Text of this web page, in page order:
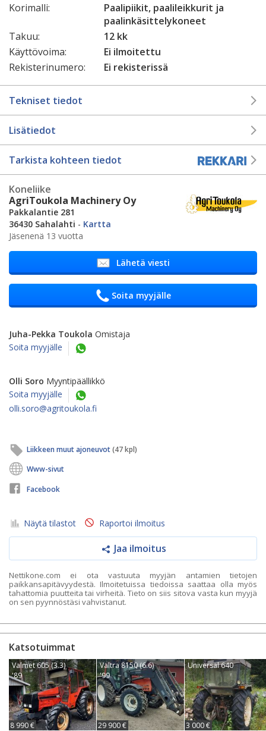
Korimalli:
Paalipiikit, paalileikkurit ja
paalinkäsittelykoneet
Takuu:
12 kk
Käyttövoima:
Ei ilmoitettu
Rekisterinumero:
Ei rekisterissä
Tekniset tiedot
Lisätiedot
Tarkista kohteen tiedot
Koneliike
AgriToukola Machinery Oy
Pakkalantie 281
36430 Sahalahti - Kartta
Jäsenenä 13 vuotta
Lähetä viesti
Soita myyjälle
Juha-Pekka Toukola Omistaja
Soita myyjälle
Olli Soro Myyntipäällikkö
Soita myyjälle
olli.soro@agritoukola.fi
Liikkeen muut ajoneuvot(47 kpl)
Www-sivut
Facebook
Näytä tilastot Raportoi ilmoitus
Jaa ilmoitus
Nettikone.com ei ota vastuuta myyjän antamien tietojen
paikkansapitävyydestä. Ilmoitetuissa tiedoissa saattaa olla myös
tahattomia puutteita tai virheitä. Tieto on siis sitova vasta kun myyjä
on sen pyynnöstäsi vahvistanut.
Katsotuimmat
Valmet 605 (3.3)
'89
8 990 €
Valtra 8150 (6.6)
'99
29 900 €
Universal 640
3 000 €